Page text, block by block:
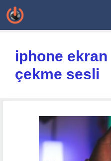
İçeriğe
atla
iphone
çekme sesli